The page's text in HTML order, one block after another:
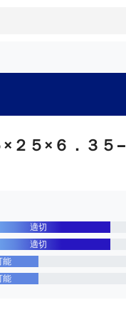
５×６．３５−
適切
適切
能
能